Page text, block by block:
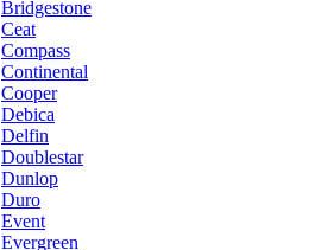
Bridgestone
Ceat
Compass
Continental
Cooper
Debica
Delfin
Doublestar
Dunlop
Duro
Event
Evergreen